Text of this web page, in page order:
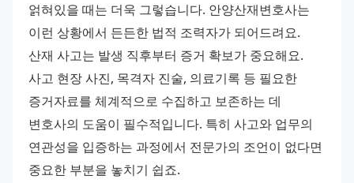
얽혀있을 때는 더욱 그렇습니다. 안양산재변호사는
이런 상황에서 든든한 법적 조력자가 되어드려요.
산재 사고는 발생 직후부터 증거 확보가 중요해요.
사고 현장 사진, 목격자 진술, 의료기록 등 필요한
증거자료를 체계적으로 수집하고 보존하는 데
변호사의 도움이 필수적입니다. 특히 사고와 업무의
연관성을 입증하는 과정에서 전문가의 조언이 없다면
중요한 부분을 놓치기 쉽죠.